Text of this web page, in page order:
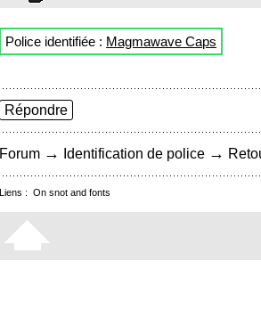
Police identifiée : Magmawave Caps
Répondre
Forum → Identification de police →
Liens : On snot and fonts